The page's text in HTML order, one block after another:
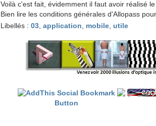
Voilà c'est fait, évidemment il faut avoir réalisé
Bien lire les conditions générales d'Allopass
Libellés : 03 application mobile utile